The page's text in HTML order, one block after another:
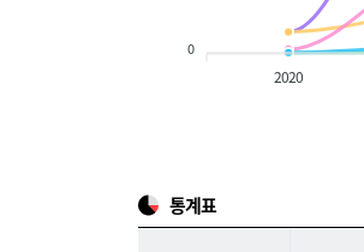
0
2020
통계표